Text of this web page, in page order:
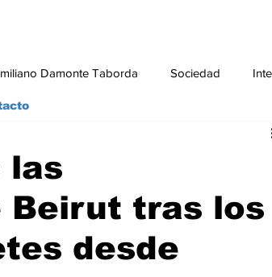
Damonte Taborda Sociedad
las
Beirut tras los
desde